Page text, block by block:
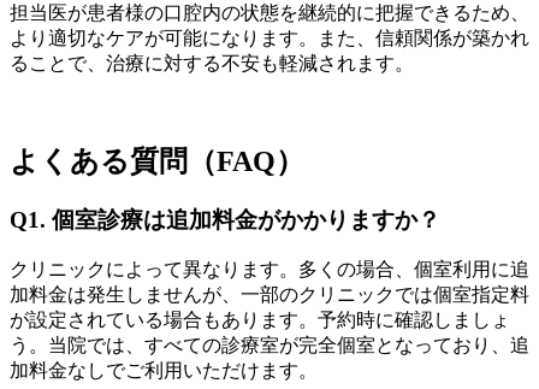
担当医が患者様の口腔内の状態を継続的に把握できるため、
より適切なケアが可能になります。また、信頼関係が築かれ
ることで、治療に対する不安も軽減されます。
よくある質問（FAQ）
Q1. 個室診療は追加料金がかかりますか？
クリニックによって異なります。多くの場合、個室利用に追
加料金は発生しませんが、一部のクリニックでは個室指定料
が設定されている場合もあります。予約時に確認しましょ
う。当院では、すべての診療室が完全個室となっており、追
加料金なしでご利用いただけます。